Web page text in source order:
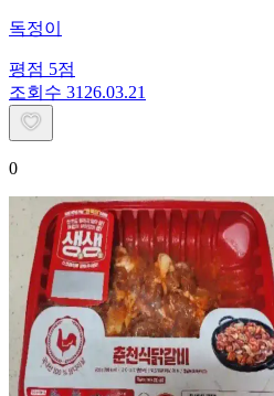
독정이
평점 5점
조회수 31 26.03.21
0